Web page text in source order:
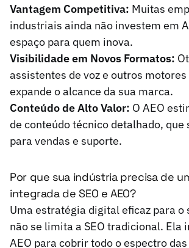
Vantagem Competitiva: Muitas
industriais ainda não investem em
espaço para quem inova.
Visibilidade em Novos Formatos:
assistentes de voz e outros
expande o alcance da sua marca.
Conteúdo de Alto Valor: O AEO
de conteúdo técnico detalhado, que
para vendas e suporte.
Por que sua indústria precisa de
integrada de SEO e AEO?
Uma estratégia digital eficaz para
não se limita a SEO tradicional. Ela
AEO para cobrir todo o espectro